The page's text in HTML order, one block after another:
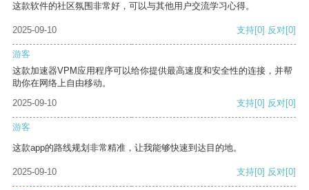
这款软件的社区氛围非常好，可以与其他用户交流学习心得。
2025-09-10 支持[0] 反对[0]
游客
这款加速器VPM应用程序可以给你提供最高速度和安全性的连接，并帮
助你在网络上自由移动。
2025-09-10
支持[0] 反对[0]
游客
这款app的路线规划非常精准，让我能够快速到达目的地。
2025-09-10 支持[0] 反对[0]